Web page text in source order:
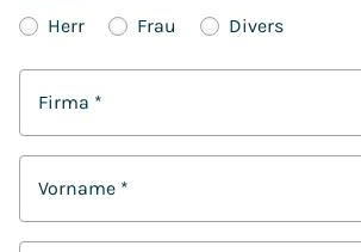
Herr
Frau Divers
Firma *
Vorname *